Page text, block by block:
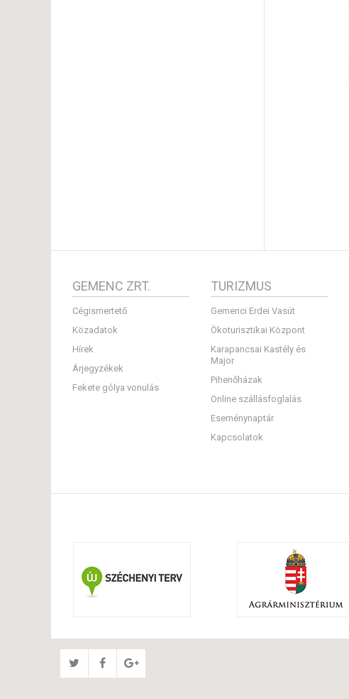
GEMENC ZRT.
Cégismertető
Közadatok
Hírek
Árjegyzékek
Fekete gólya vonulás
TURIZMUS
Gemenci Erdei Vasút
Ökoturisztikai Központ
Karapancsai Kastély és
Major
Pihenőházak
Online szállásfoglalás
Eseménynaptár
Kapcsolatok